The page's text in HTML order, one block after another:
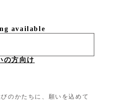
available
の方向け
のかたちに、願いを込めて